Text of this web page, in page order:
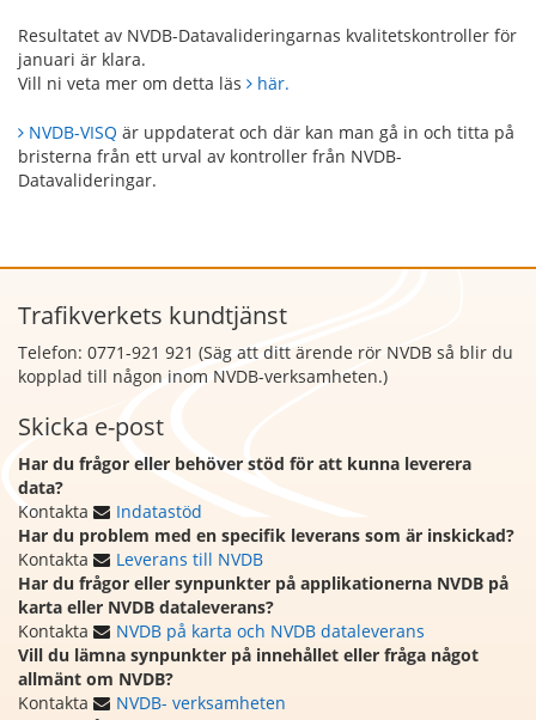
Resultatet av NVDB-Datavalideringarnas kvalitetskontroller för
januari är klara.
Vill ni veta mer om detta läs
här.
NVDB-VISQ är uppdaterat och där kan man gå in och titta på
bristerna från ett urval av kontroller från NVDB-
Datavalideringar.
Trafikverkets kundtjänst
Telefon: 0771-921 921 (Säg att ditt ärende rör NVDB så blir du
kopplad till någon inom NVDB-verksamheten.)
Skicka e-post
Har du frågor eller behöver stöd för att kunna leverera
data?
Kontakta
Indatastöd
Har du problem med en specifik leverans som är inskickad?
Kontakta
Leverans till NVDB
Har du frågor eller synpunkter på applikationerna NVDB på
karta eller NVDB dataleverans?
Kontakta
NVDB på karta och NVDB dataleverans
Vill du lämna synpunkter på innehållet eller fråga något
allmänt om NVDB?
Kontakta
NVDB- verksamheten